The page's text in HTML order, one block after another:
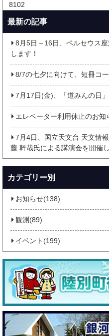
8102
最新の記事
8月5日～16日、ペルセウス
します！
8/7の七夕に向けて、短冊コ
7月17日(金)、「道みんの日
エレベーター利用休止のお知
7月4日、国立天文台 天文情
藤 幹哉氏による講演会を開催し
カテゴリー別
お知らせ(138)
観測(89)
イベント(199)